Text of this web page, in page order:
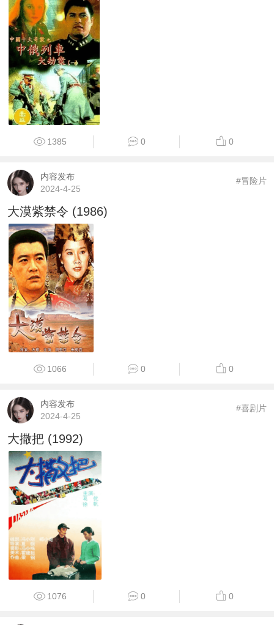
1385 0 0
内容发布
2024-4-25
#冒险片
大漠紫禁令 (1986)
1066 0 0
内容发布
2024-4-25
#喜剧片
大撒把 (1992)
1076 0 0